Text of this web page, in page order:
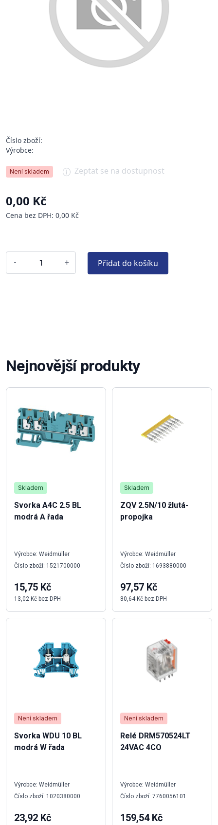
Číslo zboží:
Výrobce:
Není skladem Zeptat se na dostupnost
0,00 Kč
Cena bez DPH: 0,00 Kč
- + Přidat do košíku
Nejnovější produkty
Skladem
Svorka A4C 2.5 BL
modrá A řada
Výrobce: Weidmüller
Číslo zboží: 1521700000
15,75 Kč
13,02 Kč bez DPH
Není skladem
Svorka WDU 10 BL
modrá W řada
Výrobce: Weidmüller
Číslo zboží: 1020380000
23,92 Kč
Skladem
ZQV 2.5N/10 žlutá-
propojka
Výrobce: Weidmüller
Číslo zboží: 1693880000
97,57 Kč
80,64 Kč bez DPH
Není skladem
Relé DRM570524LT
24VAC 4CO
Výrobce: Weidmüller
Číslo zboží: 7760056101
159,54 Kč